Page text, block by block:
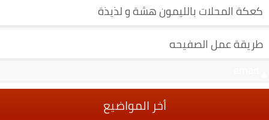
كعكة المحلات بالليمون هشة و لذيذة
طريقة عمل الصفيحه
أخر المواضيع